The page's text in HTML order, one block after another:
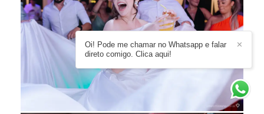
✕
Oi! Pode me chamar no Whatsapp e falar
direto comigo. Clica aqui!